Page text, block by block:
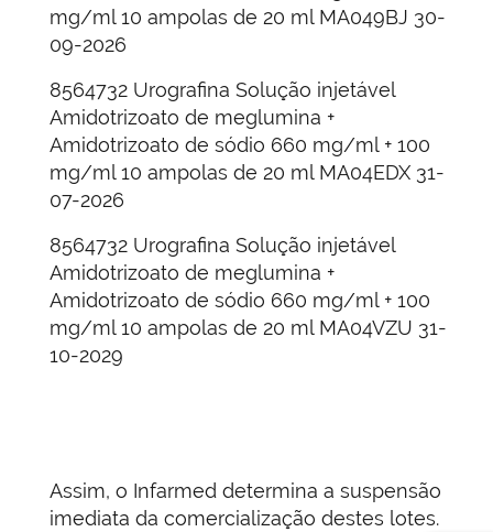
mg/ml 10 ampolas de 20 ml MA049BJ 30-
09-2026
8564732 Urografina Solução injetável
Amidotrizoato de meglumina +
Amidotrizoato de sódio 660 mg/ml + 100
mg/ml 10 ampolas de 20 ml MA04EDX 31-
07-2026
8564732 Urografina Solução injetável
Amidotrizoato de meglumina +
Amidotrizoato de sódio 660 mg/ml + 100
mg/ml 10 ampolas de 20 ml MA04VZU 31-
10-2029
Assim, o Infarmed determina a suspensão
imediata da comercialização destes lotes.